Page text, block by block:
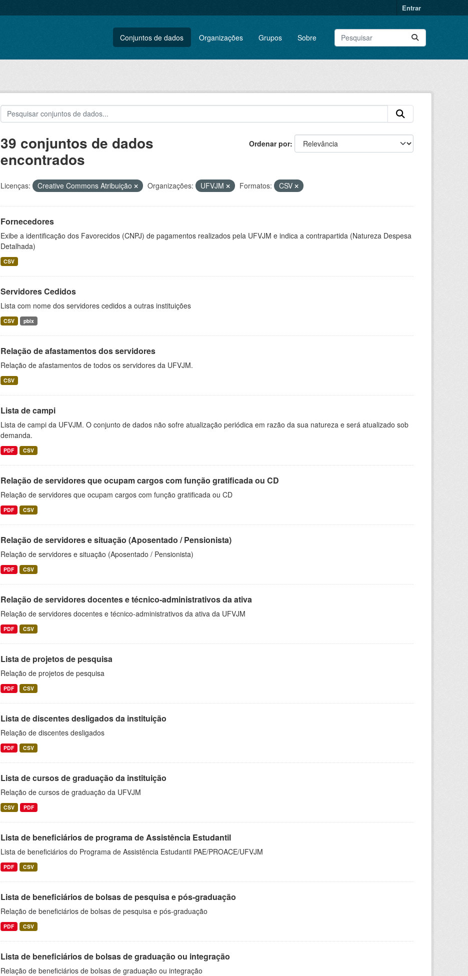
Entrar
Conjuntos de dados Organizações Grupos Sobre
Ordenar por
39 conjuntos de dados
encontrados
Licenças: Creative Commons Atribuição Organizações: UFVJM Formatos: CSV
Fornecedores
Exibe a identificação dos Favorecidos (CNPJ) de pagamentos realizados pela UFVJM e indica a contrapartida (Natureza Despesa
Detalhada)
CSV
Servidores Cedidos
Lista com nome dos servidores cedidos a outras instituições
CSV pbix
Relação de afastamentos dos servidores
Relação de afastamentos de todos os servidores da UFVJM.
CSV
Lista de campi
Lista de campi da UFVJM. O conjunto de dados não sofre atualização periódica em razão da sua natureza e será atualizado sob
demanda.
PDF CSV
Relação de servidores que ocupam cargos com função gratificada ou CD
Relação de servidores que ocupam cargos com função gratificada ou CD
PDF CSV
Relação de servidores e situação (Aposentado / Pensionista)
Relação de servidores e situação (Aposentado / Pensionista)
PDF CSV
Relação de servidores docentes e técnico-administrativos da ativa
Relação de servidores docentes e técnico-administrativos da ativa da UFVJM
PDF CSV
Lista de projetos de pesquisa
Relação de projetos de pesquisa
PDF CSV
Lista de discentes desligados da instituição
Relação de discentes desligados
PDF CSV
Lista de cursos de graduação da instituição
Relação de cursos de graduação da UFVJM
CSV PDF
Lista de beneficiários de programa de Assistência Estudantil
Lista de beneficiários do Programa de Assistência Estudantil PAE/PROACE/UFVJM
PDF CSV
Lista de beneficiários de bolsas de pesquisa e pós-graduação
Relação de beneficiários de bolsas de pesquisa e pós-graduação
PDF CSV
Lista de beneficiários de bolsas de graduação ou integração
Relação de beneficiários de bolsas de graduação ou integração